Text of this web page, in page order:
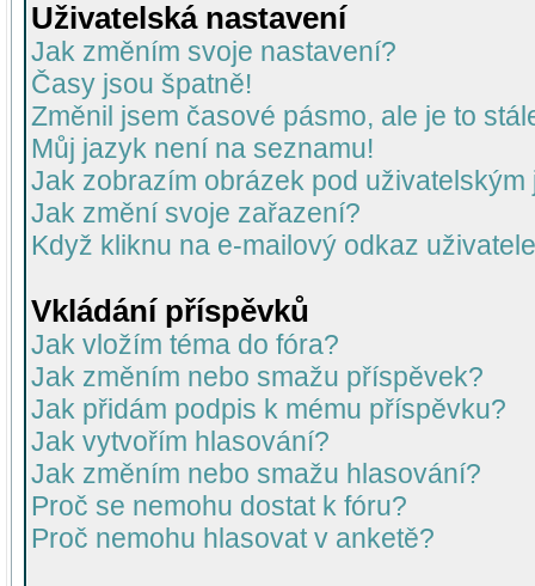
Uživatelská nastavení
Jak změním svoje nastavení?
Časy jsou špatně!
Změnil jsem časové pásmo, ale je to
Můj jazyk není na seznamu!
Jak zobrazím obrázek pod uživatelským
Jak změní svoje zařazení?
Když kliknu na e-mailový odkaz
Vkládání příspěvků
Jak vložím téma do fóra?
Jak změním nebo smažu příspěvek?
Jak přidám podpis k mému příspěvku?
Jak vytvořím hlasování?
Jak změním nebo smažu hlasování?
Proč se nemohu dostat k fóru?
Proč nemohu hlasovat v anketě?